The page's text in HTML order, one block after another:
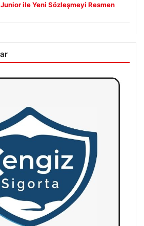
ile Yeni Sözleşmeyi Resmen